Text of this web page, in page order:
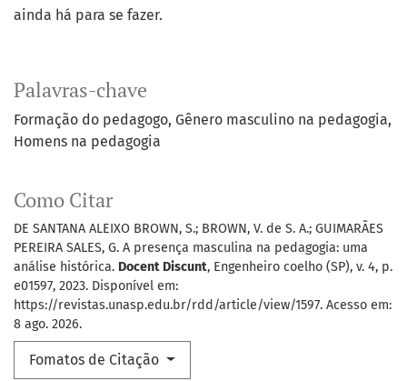
Palavras-chave
Formação do pedagogo Gênero masculino na pedagogia
Homens na pedagogia
Como Citar
DE SANTANA ALEIXO BROWN, S.; BROWN, V. de S. A.; GUIMARÃES
PEREIRA SALES, G. A presença masculina na pedagogia: uma
análise histórica. Docent Discunt, Engenheiro coelho (SP), v. 4, p.
e01597, 2023. Disponível em:
https://revistas.unasp.edu.br/rdd/article/view/1597. Acesso em:
8 ago. 2026.
Fomatos de Citação
ainda há para se fazer.